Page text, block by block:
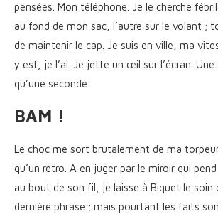
pensées. Mon téléphone. Je le cherche
au fond de mon sac, l’autre sur le volant ;
de maintenir le cap. Je suis en ville, ma
y est, je l’ai. Je jette un œil sur l’écran. Une
qu’une seconde.
BAM !
Le choc me sort brutalement de ma
qu’un retro. A en juger par le miroir qui
au bout de son fil, je laisse à Biquet le soin
dernière phrase ; mais pourtant les faits